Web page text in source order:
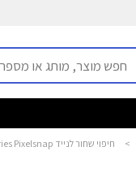
> חיפוי שחור לנייד Thin Flex Series Pixelsnap ל-Pixel 10 Pro Fold אוטרבוקס - OtterBox